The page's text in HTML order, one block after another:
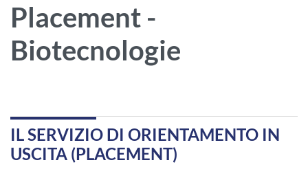
Placement -
Biotecnologie
IL SERVIZIO DI ORIENTAMENTO IN
USCITA (PLACEMENT)